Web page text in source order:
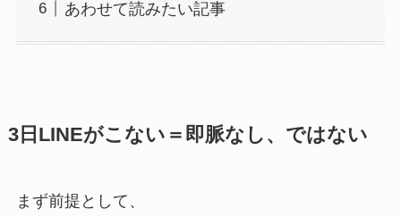
あわせて読みたい記事
3日LINEがこない＝即脈なし、ではない
まず前提として、